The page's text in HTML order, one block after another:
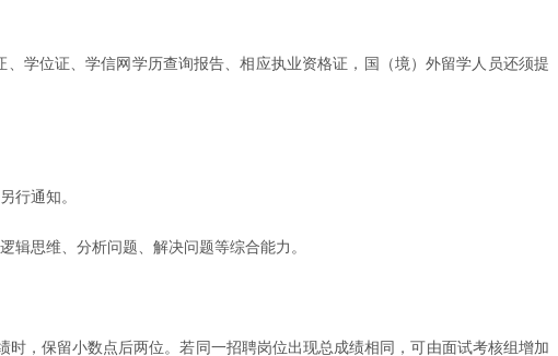
学位证、学信网学历查询报告、相应执业资格证，国（境）外留学人员还须提
行通知。
思维、分析问题、解决问题等综合能力。
，保留小数点后两位。若同一招聘岗位出现总成绩相同，可由面试考核组增加